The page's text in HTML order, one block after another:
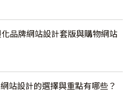
品牌網站設計套版與購物網站
站設計的選擇與重點有哪些？